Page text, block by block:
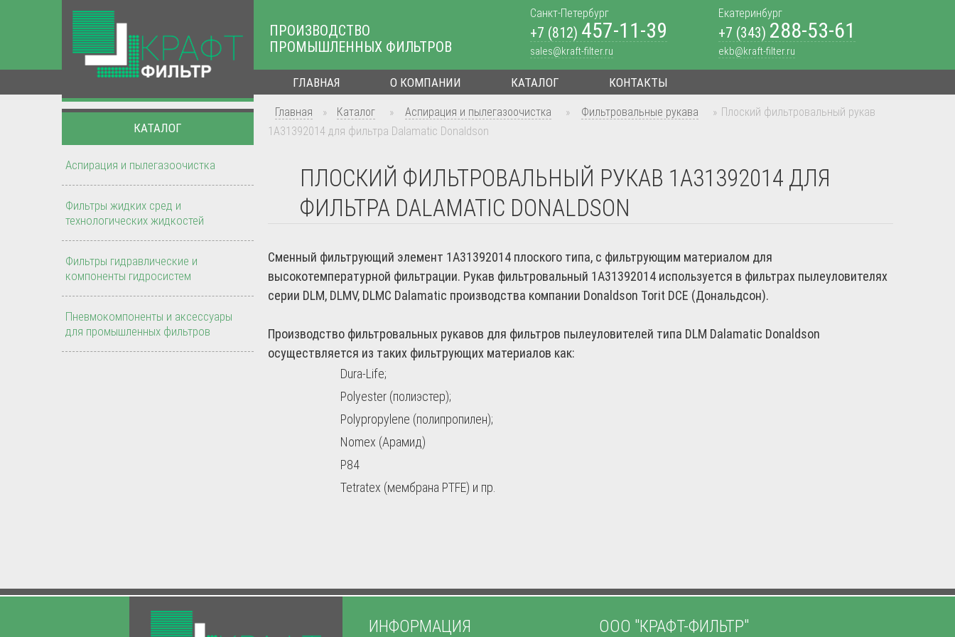
ПРОИЗВОДСТВО
ПРОМЫШЛЕННЫХ ФИЛЬТРОВ
Санкт-Петербург
+7 (812) 457-11-39
sales@kraft-filter.ru
Екатеринбург
+7 (343) 288-53-61
ekb@kraft-filter.ru
ГЛАВНАЯ О КОМПАНИИ КАТАЛОГ КОНТАКТЫ
Главная » Каталог » Аспирация и пылегазоочистка » Фильтровальные рукава » Плоский фильтровальный рукав
1А31392014 для фильтра Dalamatic Donaldson
ПЛОСКИЙ ФИЛЬТРОВАЛЬНЫЙ РУКАВ 1А31392014 ДЛЯ
ФИЛЬТРА DALAMATIC DONALDSON
Сменный фильтрующий элемент 1А31392014 плоского типа, с фильтрующим материалом для
высокотемпературной фильтрации. Рукав фильтровальный 1A31392014 используется в фильтрах пылеуловителях
серии DLM, DLMV, DLMC Dalamatic производства компании Donaldson Torit DCE (Дональдсон).
Производство фильтровальных рукавов для фильтров пылеуловителей типа DLM Dalamatic Donaldson
осуществляется из таких фильтрующих материалов как:
Dura-Life;
Polyester (полиэстер);
Polypropylene (полипропилен);
Nomex (Арамид)
P84
Tetratex (мембрана PTFE) и пр.
КАТАЛОГ
Аспирация и пылегазоочистка
Фильтры жидких сред и
технологических жидкостей
Фильтры гидравлические и
компоненты гидросистем
Пневмокомпоненты и аксессуары
для промышленных фильтров
ИНФОРМАЦИЯ ООО "КРАФТ-ФИЛЬТР"